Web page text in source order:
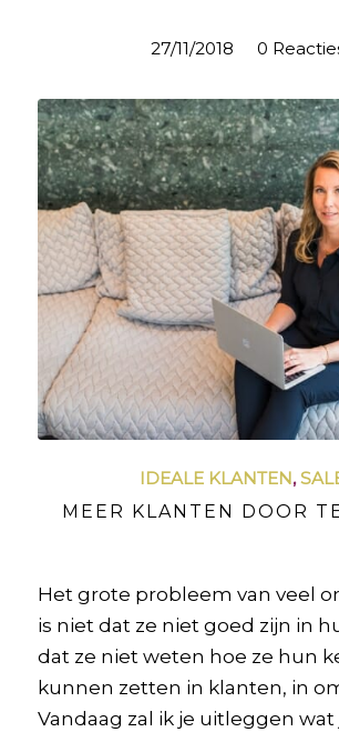
27/11/2018
/ 0
IDEALE KLANTEN,
MEER KLANTEN DOOR
Het grote probleem van veel
is niet dat ze niet goed zijn in
dat ze niet weten hoe ze hun
kunnen zetten in klanten, in
Vandaag zal ik je uitleggen